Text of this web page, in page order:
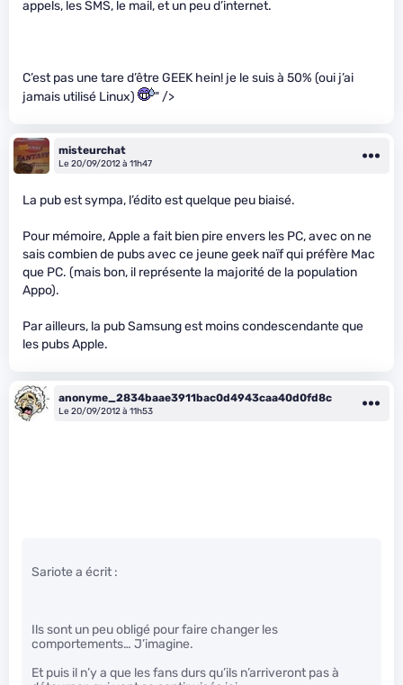
appels, les SMS, le mail, et un peu d’internet.
C’est pas une tare d’être GEEK hein! je le suis à 50% (oui j’ai
jamais utilisé Linux)
" />
misteurchat
Le 20/09/2012 à 11h47
La pub est sympa, l’édito est quelque peu biaisé.
Pour mémoire, Apple a fait bien pire envers les PC, avec on ne
sais combien de pubs avec ce jeune geek naïf qui préfère Mac
que PC. (mais bon, il représente la majorité de la population
Appo).
Par ailleurs, la pub Samsung est moins condescendante que
les pubs Apple.
anonyme_2834baae3911bac0d4943caa40d0fd8c
Le 20/09/2012 à 11h53
Sariote a écrit :
Ils sont un peu obligé pour faire changer les
comportements… J’imagine.
Et puis il n’y a que les fans durs qu’ils n’arriveront pas à